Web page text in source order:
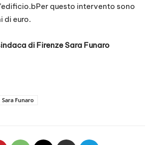
questo intervento sono
di euro.
di Firenze Sara Funaro
Sara Funaro